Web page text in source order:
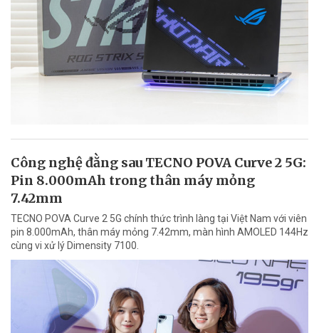
Công nghệ đằng sau TECNO POVA Curve 2 5G:
Pin 8.000mAh trong thân máy mỏng
7.42mm
TECNO POVA Curve 2 5G chính thức trình làng tại Việt Nam với viên
pin 8.000mAh, thân máy mỏng 7.42mm, màn hình AMOLED 144Hz
cùng vi xử lý Dimensity 7100.